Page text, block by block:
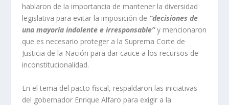
hablaron de la importancia de mantener la diversidad
legislativa para evitar la imposición de “decisiones de
una mayoría indolente e irresponsable”y mencionaron
que es necesario proteger a la Suprema Corte de
Justicia de la Nación para dar cauce a los recursos de
inconstitucionalidad.
En el tema del pacto fiscal, respaldaron las iniciativas
del gobernador Enrique Alfaro para exigir a la